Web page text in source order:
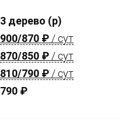
3 дерево (р)
900/870 ₽ / сут
870/850 ₽ / сут
810/790 ₽ / сут
790 ₽